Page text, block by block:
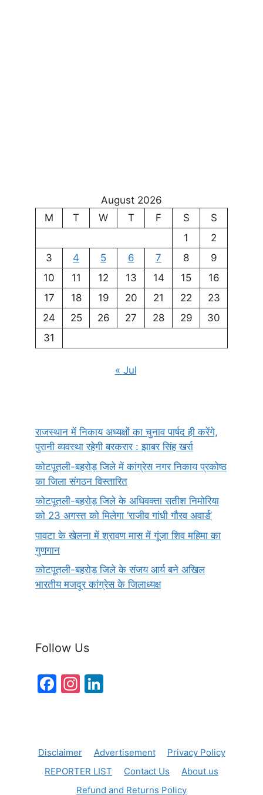
August 2026
M
T W T F S
S
1
2
3
4 5 6 7 8
9
10
11 12 13 14 15
16
17
18 19 20 21 22
23
24
25 26 27 28 29
30
31
« Jul
राजस्थान में निकाय अध्यक्षों का चुनाव पार्षद ही करेंगे,
पुरानी व्यवस्था रहेगी बरकरार : झाबर सिंह खर्रा
कोटपूतली-बहरोड़ जिले में कांग्रेस नगर निकाय प्रकोष्ठ
का जिला संगठन विस्तारित
कोटपूतली-बहरोड़ जिले के अधिवक्ता सतीश निमोरिया
को 23 अगस्त को मिलेगा ‘राजीव गांधी गौरव अवार्ड’
पावटा के खेलना में श्रावण मास में गूंजा शिव महिमा का
गुणगान
कोटपूतली-बहरोड़ जिले के संजय आर्य बने अखिल
भारतीय मजदूर कांग्रेस के जिलाध्यक्ष
Follow Us
F
b
o
In
a
m
dI
n
Disclaimer Advertisement
Privacy Policy
REPORTER LIST
Contact Us
About us
Refund and Returns Policy